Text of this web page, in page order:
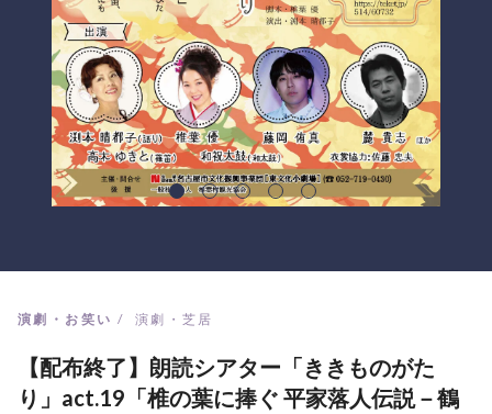
演劇・お笑い 演劇・芝居
【配布終了】朗読シアター「ききものがた
り」act.19「椎の葉に捧ぐ 平家落人伝説－鶴